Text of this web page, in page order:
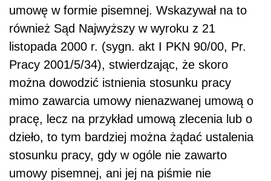
umowę w formie pisemnej. Wskazywał na to
również Sąd Najwyższy w wyroku z 21
listopada 2000 r. (sygn. akt I PKN 90/00, Pr.
Pracy 2001/5/34), stwierdzając, że skoro
można dowodzić istnienia stosunku pracy
mimo zawarcia umowy nienazwanej umową o
pracę, lecz na przykład umową zlecenia lub o
dzieło, to tym bardziej można żądać ustalenia
stosunku pracy, gdy w ogóle nie zawarto
umowy pisemnej, ani jej na piśmie nie